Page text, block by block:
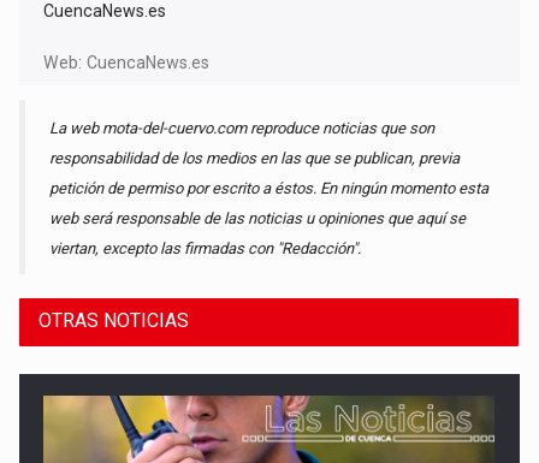
CuencaNews.es
Web:CuencaNews.es
La web mota-del-cuervo.com reproduce noticias que son
responsabilidad de los medios en las que se publican, previa
petición de permiso por escrito a éstos. En ningún momento esta
web será responsable de las noticias u opiniones que aquí se
viertan, excepto las firmadas con "Redacción".
OTRAS NOTICIAS